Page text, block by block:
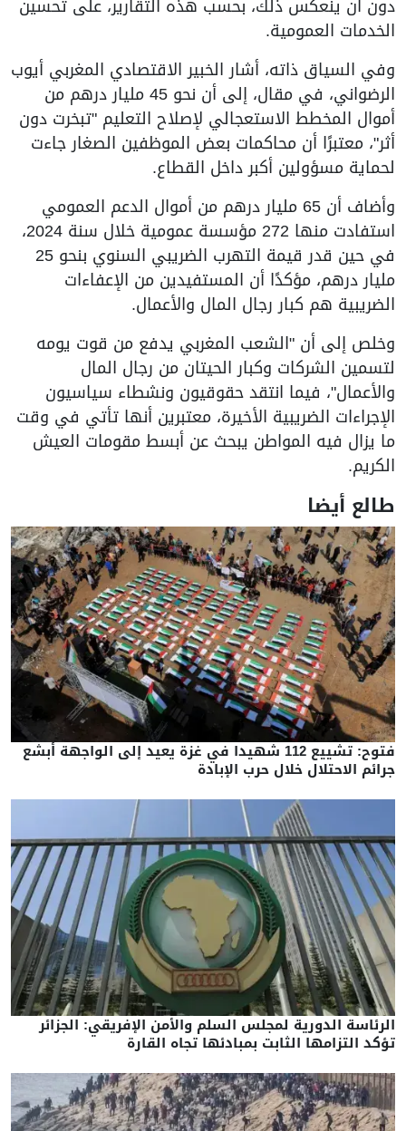
دون أن ينعكس ذلك، بحسب هذه التقارير، على تحسين
الخدمات العمومية.
وفي السياق ذاته، أشار الخبير الاقتصادي المغربي أيوب
الرضواني، في مقال، إلى أن نحو 45 مليار درهم من
أموال المخطط الاستعجالي لإصلاح التعليم "تبخرت دون
أثر"، معتبرًا أن محاكمات بعض الموظفين الصغار جاءت
لحماية مسؤولين أكبر داخل القطاع.
وأضاف أن 65 مليار درهم من أموال الدعم العمومي
استفادت منها 272 مؤسسة عمومية خلال سنة 2024،
في حين قدر قيمة التهرب الضريبي السنوي بنحو 25
مليار درهم، مؤكدًا أن المستفيدين من الإعفاءات
الضريبية هم كبار رجال المال والأعمال.
وخلص إلى أن "الشعب المغربي يدفع من قوت يومه
لتسمين الشركات وكبار الحيتان من رجال المال
والأعمال"، فيما انتقد حقوقيون ونشطاء سياسيون
الإجراءات الضريبية الأخيرة، معتبرين أنها تأتي في وقت
ما يزال فيه المواطن يبحث عن أبسط مقومات العيش
الكريم.
طالع أيضا
فتوح: تشييع 112 شهيدا في غزة يعيد إلى الواجهة أبشع
جرائم الاحتلال خلال حرب الإبادة
الرئاسة الدورية لمجلس السلم والأمن الإفريقي: الجزائر
تؤكد التزامها الثابت بمبادئها تجاه القارة